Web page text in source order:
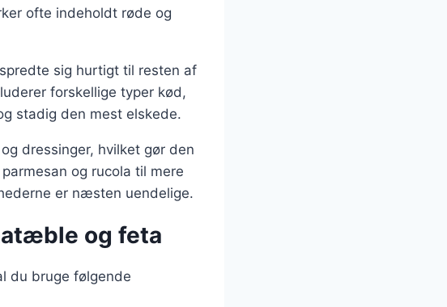
ofte indeholdt røde og
sig hurtigt til resten af
forskellige typer kød,
stadig den mest elskede.
dressinger, hvilket gør den
og rucola til mere
er næsten uendelige.
og feta
du bruge følgende